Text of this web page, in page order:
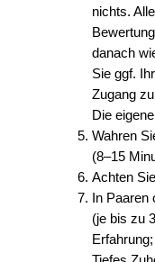
nichts.
danach
Sie ggf.
Zugang
Die
Wahren
(8–15
Achten
In
(je bis zu